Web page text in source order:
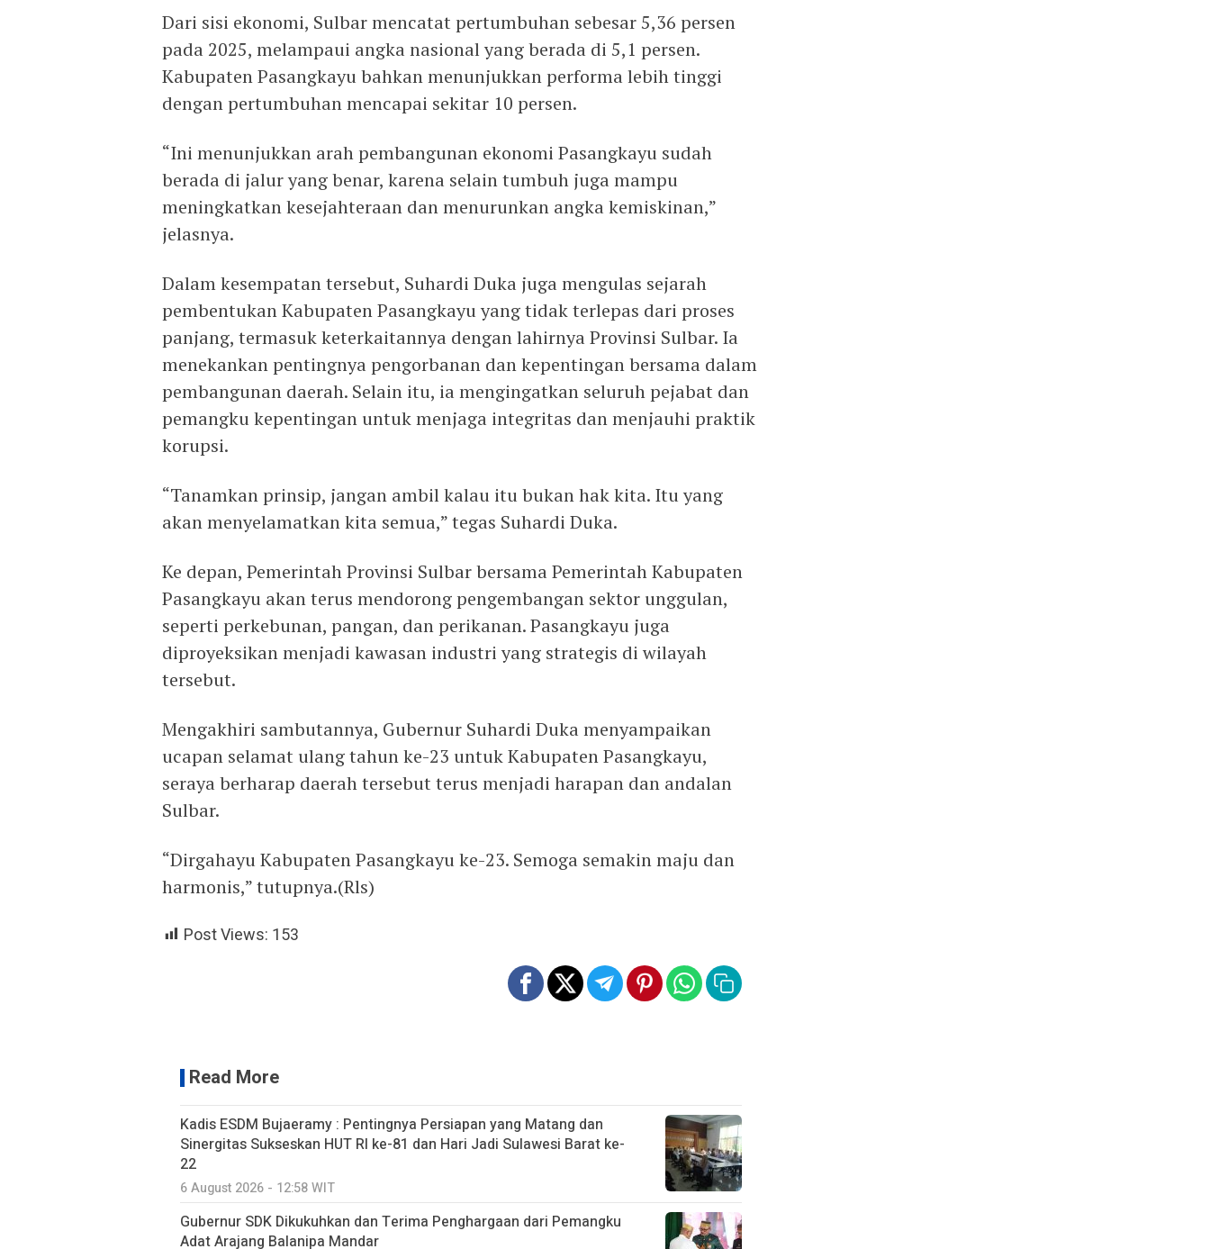
Dari sisi ekonomi, Sulbar mencatat pertumbuhan sebesar 5,36 persen
pada 2025, melampaui angka nasional yang berada di 5,1 persen.
Kabupaten Pasangkayu bahkan menunjukkan performa lebih tinggi
dengan pertumbuhan mencapai sekitar 10 persen.
“Ini menunjukkan arah pembangunan ekonomi Pasangkayu sudah
berada di jalur yang benar, karena selain tumbuh juga mampu
meningkatkan kesejahteraan dan menurunkan angka kemiskinan,”
jelasnya.
Dalam kesempatan tersebut, Suhardi Duka juga mengulas sejarah
pembentukan Kabupaten Pasangkayu yang tidak terlepas dari proses
panjang, termasuk keterkaitannya dengan lahirnya Provinsi Sulbar. Ia
menekankan pentingnya pengorbanan dan kepentingan bersama dalam
pembangunan daerah. Selain itu, ia mengingatkan seluruh pejabat dan
pemangku kepentingan untuk menjaga integritas dan menjauhi praktik
korupsi.
“Tanamkan prinsip, jangan ambil kalau itu bukan hak kita. Itu yang
akan menyelamatkan kita semua,” tegas Suhardi Duka.
Ke depan, Pemerintah Provinsi Sulbar bersama Pemerintah Kabupaten
Pasangkayu akan terus mendorong pengembangan sektor unggulan,
seperti perkebunan, pangan, dan perikanan. Pasangkayu juga
diproyeksikan menjadi kawasan industri yang strategis di wilayah
tersebut.
Mengakhiri sambutannya, Gubernur Suhardi Duka menyampaikan
ucapan selamat ulang tahun ke-23 untuk Kabupaten Pasangkayu,
seraya berharap daerah tersebut terus menjadi harapan dan andalan
Sulbar.
“Dirgahayu Kabupaten Pasangkayu ke-23. Semoga semakin maju dan
harmonis,” tutupnya.(Rls)
Post Views: 153
Read More
Kadis ESDM Bujaeramy : Pentingnya Persiapan yang Matang dan
Sinergitas Sukseskan HUT RI ke-81 dan Hari Jadi Sulawesi Barat ke-
22
6 August 2026 - 12:58 WIT
Gubernur SDK Dikukuhkan dan Terima Penghargaan dari Pemangku
Adat Arajang Balanipa Mandar